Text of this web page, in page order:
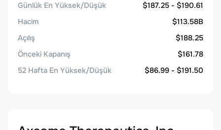
Günlük En Yüksek/Düşük
$187.25 - $190.61
Hacim
$113.58B
Açılış
$188.25
Önceki Kapanış
$161.78
52 Hafta En Yüksek/Düşük
$86.99 - $191.50